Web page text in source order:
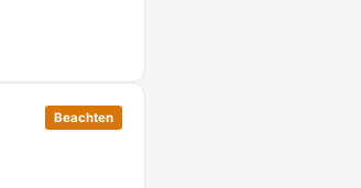
Beachten